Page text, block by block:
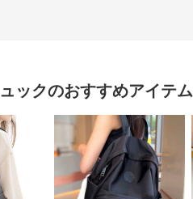
ックのおすすめアイテム